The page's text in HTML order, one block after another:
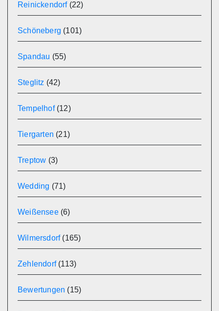
Reinickendorf(22)
Schöneberg (101)
Spandau (55)
Steglitz (42)
Tempelhof(12)
Tiergarten (21)
Treptow (3)
Wedding (71)
Weißensee(6)
Wilmersdorf(165)
Zehlendorf(113)
Bewertungen (15)